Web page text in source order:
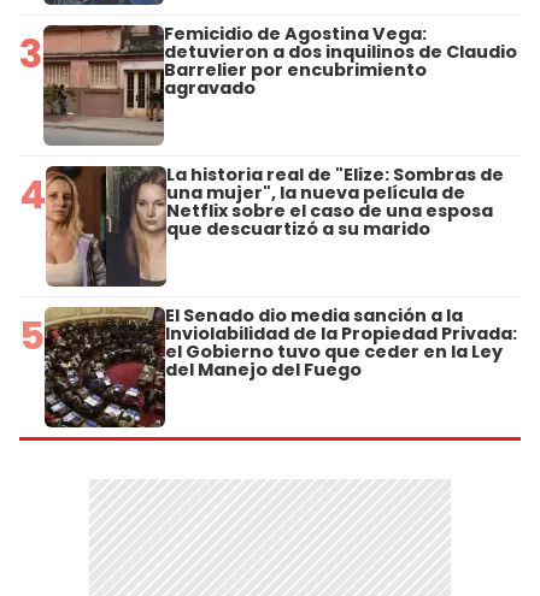
3 Femicidio de Agostina Vega:
detuvieron a dos inquilinos de Claudio
Barrelier por encubrimiento
agravado
4 La historia real de "Elize: Sombras de
una mujer", la nueva película de
Netflix sobre el caso de una esposa
que descuartizó a su marido
5 El Senado dio media sanción a la
Inviolabilidad de la Propiedad Privada:
el Gobierno tuvo que ceder en la Ley
del Manejo del Fuego